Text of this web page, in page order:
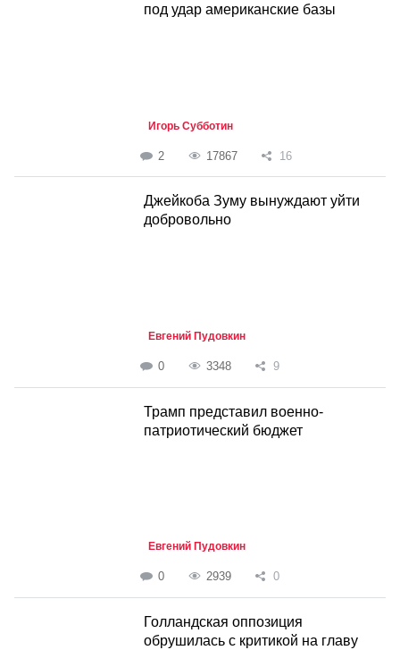
под удар американские базы
Игорь Субботин
2 17867 16
Джейкоба Зуму вынуждают уйти
добровольно
Евгений Пудовкин
0 3348 9
Трамп представил военно-
патриотический бюджет
Евгений Пудовкин
0 2939 0
Голландская оппозиция
обрушилась с критикой на главу